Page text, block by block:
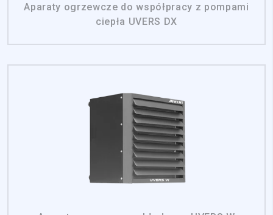
Aparaty ogrzewcze do współpracy z pompami
ciepła UVERS DX